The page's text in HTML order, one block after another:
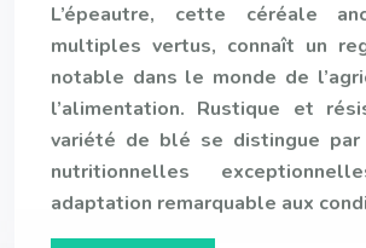
L’épeautre, cette céréale
multiples vertus, connaît un
notable dans le monde de
l’alimentation. Rustique et
variété de blé se distingue
nutritionnelles
adaptation remarquable aux